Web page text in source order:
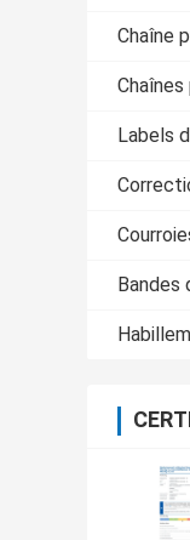
Chaîne
Labels